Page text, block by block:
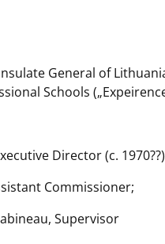
General of
Schools
Director (c.
Commissioner;
Supervisor